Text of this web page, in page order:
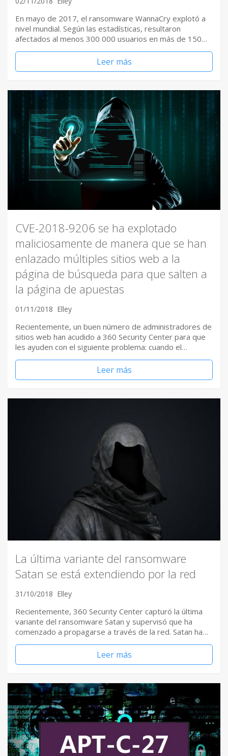
En mayo de 2017, el ransomware WannaCry explotó a
nivel mundial. Según las estadísticas, resultaron
afectados al menos 300 000 usuarios en más de 150…
Leer más
CVE-2018-9206 se ha explotado
maliciosamente de manera que se han
enlazado múltiples sitios web a la
página de búsqueda para que salten a
la página de apuestas
01/11/2018 Elley
Recientemente, un buen número de administradores de
sitios web han acudido a 360 Security Center para que
les ayuden con el siguiente problema: cuando el…
Leer más
La última variante del ransomware
Satan se está extendiendo por la red
31/10/2018 Elley
Recientemente, 360 Security Center capturó la última
variante del ransomware Satan y supervisó que ha
comenzado a propagarse a través de la red. Satan ha…
Leer más